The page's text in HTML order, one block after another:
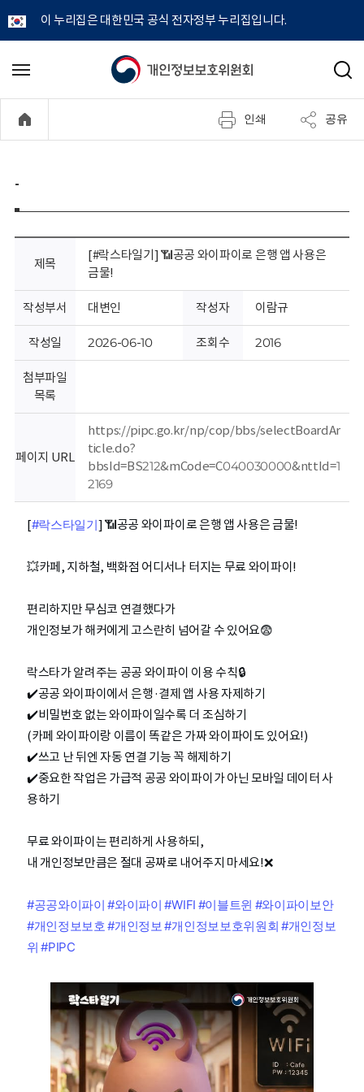
이 누리집은 대한민국 공식 전자정부 누리집입니다.
개
정
보
호
위
원
회
메
기
검
인쇄 공유
-
제목
[#락스타일기] 📶공공 와이파이로 은행 앱 사용은
금물!
작성부서 대변인 작성자 이람규
작성일 2026-06-10 조회수 2016
첨부파일
목록
페이지 URL
https://pipc.go.kr/np/cop/bbs/selectBoardAr
ticle.do?
bbsId=BS212&mCode=C040030000&nttId=1
2169
[#락스타일기] 📶공공 와이파이로 은행 앱 사용은 금물!
💥카페, 지하철, 백화점 어디서나 터지는 무료 와이파이!
편리하지만 무심코 연결했다가
개인정보가 해커에게 고스란히 넘어갈 수 있어요😨
락스타가 알려주는 공공 와이파이 이용 수칙🔒
✔️공공 와이파이에서 은행·결제 앱 사용 자제하기
✔️비밀번호 없는 와이파이일수록 더 조심하기
(카페 와이파이랑 이름이 똑같은 가짜 와이파이도 있어요!)
✔️쓰고 난 뒤엔 자동 연결 기능 꼭 해제하기
✔️중요한 작업은 가급적 공공 와이파이가 아닌 모바일 데이터 사
용하기
무료 와이파이는 편리하게 사용하되,
내 개인정보만큼은 절대 공짜로 내어주지 마세요!❌
#공공와이파이 #와이파이 #WIFI #이블트윈 #와이파이보안
#개인정보보호#개인정보#개인정보보호위원회 #개인정보
위 #PIPC